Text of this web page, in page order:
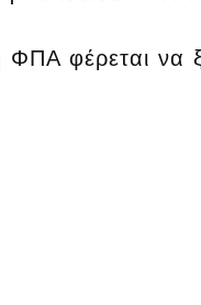
ΦΠΑ φέρεται να